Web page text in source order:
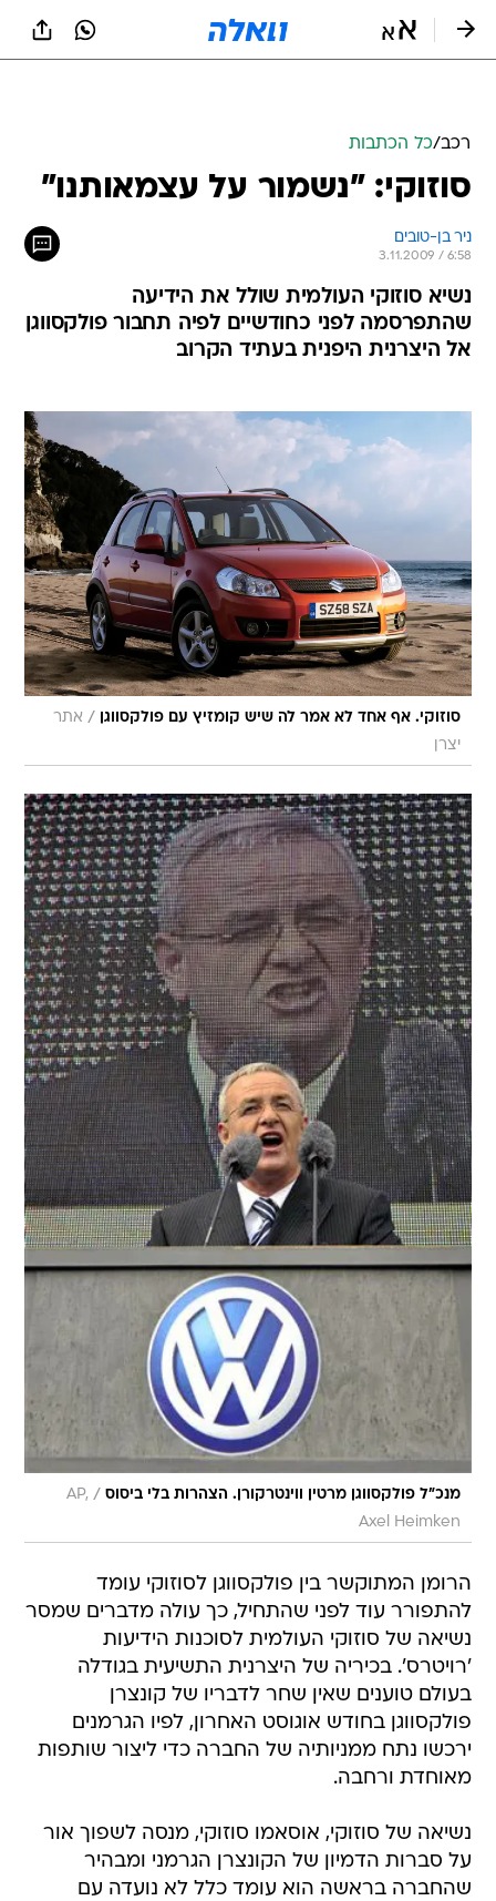
רכב/כל הכתבות
סוזוקי: "נשמור על עצמאותנו"
ניר בן-טובים
3.11.2009 / 6:58
נשיא סוזוקי העולמית שולל את הידיעה
שהתפרסמה לפני כחודשיים לפיה תחבור פולקסווגן
אל היצרנית היפנית בעתיד הקרוב
סוזוקי. אף אחד לא אמר לה שיש קומזיץ עם פולקסווגן / אתר
יצרן
מנכ"ל פולקסווגן מרטין ווינטרקורן. הצהרות בלי ביסוס /
AP,
Axel Heimken
הרומן המתוקשר בין פולקסווגן לסוזוקי עומד
להתפורר עוד לפני שהתחיל, כך עולה מדברים שמסר
נשיאה של סוזוקי העולמית לסוכנות הידיעות
'רויטרס'. בכיריה של היצרנית התשיעית בגודלה
בעולם טוענים שאין שחר לדבריו של קונצרן
פולקסווגן בחודש אוגוסט האחרון, לפיו הגרמנים
ירכשו נתח ממניותיה של החברה כדי ליצור שותפות
מאוחדת ורחבה.
נשיאה של סוזוקי, אוסאמו סוזוקי, מנסה לשפוך אור
על סברות הדמיון של הקונצרן הגרמני ומבהיר
שהחברה בראשה הוא עומד כלל לא נועדה עם